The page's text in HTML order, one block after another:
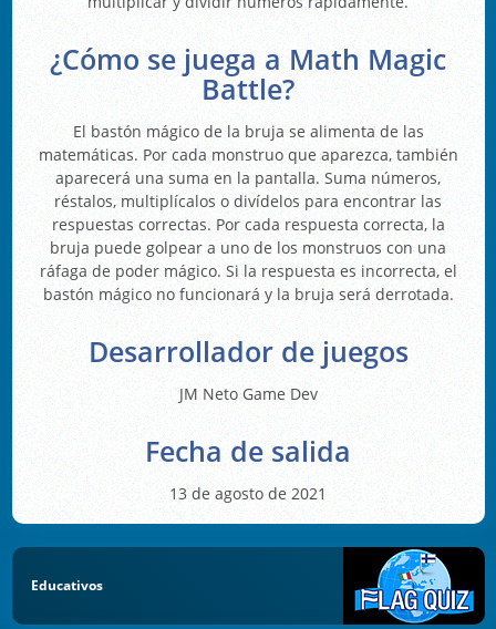
¿Cómo se juega a Math Magic
Battle?
El bastón mágico de la bruja se alimenta de las
matemáticas. Por cada monstruo que aparezca, también
aparecerá una suma en la pantalla. Suma números,
réstalos, multiplícalos o divídelos para encontrar las
respuestas correctas. Por cada respuesta correcta, la
bruja puede golpear a uno de los monstruos con una
ráfaga de poder mágico. Si la respuesta es incorrecta, el
bastón mágico no funcionará y la bruja será derrotada.
Desarrollador de juegos
JM Neto Game Dev
Fecha de salida
13 de agosto de 2021
Educativos